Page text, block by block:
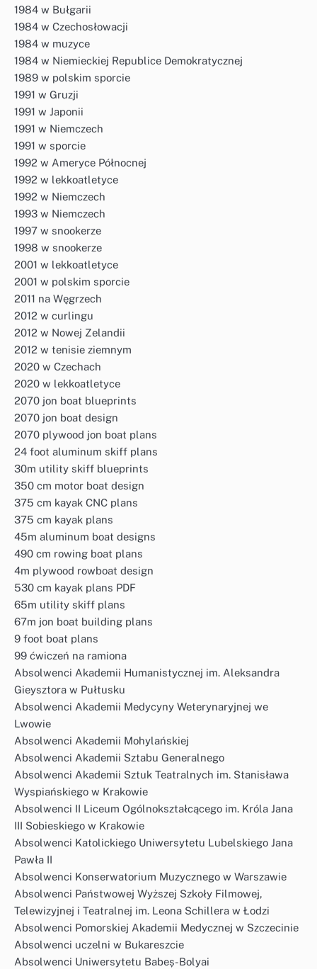
1984 w Bułgarii
1984 w Czechosłowacji
1984 w muzyce
1984 w Niemieckiej Republice Demokratycznej
1989 w polskim sporcie
1991 w Gruzji
1991 w Japonii
1991 w Niemczech
1991 w sporcie
1992 w Ameryce Północnej
1992 w lekkoatletyce
1992 w Niemczech
1993 w Niemczech
1997 w snookerze
1998 w snookerze
2001 w lekkoatletyce
2001 w polskim sporcie
2011 na Węgrzech
2012 w curlingu
2012 w Nowej Zelandii
2012 w tenisie ziemnym
2020 w Czechach
2020 w lekkoatletyce
2070 jon boat blueprints
2070 jon boat design
2070 plywood jon boat plans
24 foot aluminum skiff plans
30m utility skiff blueprints
350 cm motor boat design
375 cm kayak CNC plans
375 cm kayak plans
45m aluminum boat designs
490 cm rowing boat plans
4m plywood rowboat design
530 cm kayak plans PDF
65m utility skiff plans
67m jon boat building plans
9 foot boat plans
99 ćwiczeń na ramiona
Absolwenci Akademii Humanistycznej im. Aleksandra
Gieysztora w Pułtusku
Absolwenci Akademii Medycyny Weterynaryjnej we
Lwowie
Absolwenci Akademii Mohylańskiej
Absolwenci Akademii Sztabu Generalnego
Absolwenci Akademii Sztuk Teatralnych im. Stanisława
Wyspiańskiego w Krakowie
Absolwenci II Liceum Ogólnokształcącego im. Króla Jana
III Sobieskiego w Krakowie
Absolwenci Katolickiego Uniwersytetu Lubelskiego Jana
Pawła II
Absolwenci Konserwatorium Muzycznego w Warszawie
Absolwenci Państwowej Wyższej Szkoły Filmowej,
Telewizyjnej i Teatralnej im. Leona Schillera w Łodzi
Absolwenci Pomorskiej Akademii Medycznej w Szczecinie
Absolwenci uczelni w Bukareszcie
Absolwenci Uniwersytetu Babeș-Bolyai